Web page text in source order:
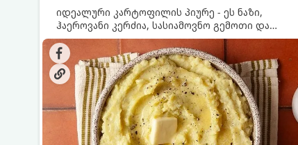
იდეალური კარტოფილის პიურე - ეს ნაზი,
ჰაეროვანი კერძია, სასიამოვნო გემოთი და
ნაღების-მოყვითალო ფერით. მისი მომზადება
ძალიან მარტივია, მაგრამ არსებობს რამდენიმე
საიდუმლო, რომლებიც უნდა იცოდეთ, რომ
პიურე იდეალურად გემრიელი გამოვიდეს.